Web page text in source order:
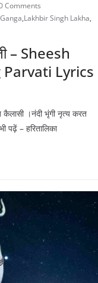
Comments
Ganga,Lakhbir Singh Lakha,
– Sheesh
Lyrics
कैलासी ।नंदी भृंगी नृत्य करत
पढ़ें – हरितालिका